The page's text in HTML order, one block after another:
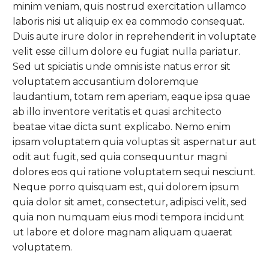
minim veniam, quis nostrud exercitation ullamco
laboris nisi ut aliquip ex ea commodo consequat.
Duis aute irure dolor in reprehenderit in voluptate
velit esse cillum dolore eu fugiat nulla pariatur.
Sed ut spiciatis unde omnis iste natus error sit
voluptatem accusantium doloremque
laudantium, totam rem aperiam, eaque ipsa quae
ab illo inventore veritatis et quasi architecto
beatae vitae dicta sunt explicabo. Nemo enim
ipsam voluptatem quia voluptas sit aspernatur aut
odit aut fugit, sed quia consequuntur magni
dolores eos qui ratione voluptatem sequi nesciunt.
Neque porro quisquam est, qui dolorem ipsum
quia dolor sit amet, consectetur, adipisci velit, sed
quia non numquam eius modi tempora incidunt
ut labore et dolore magnam aliquam quaerat
voluptatem.